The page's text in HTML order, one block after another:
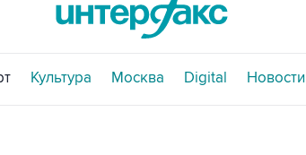
Культура Москва Digital Новости